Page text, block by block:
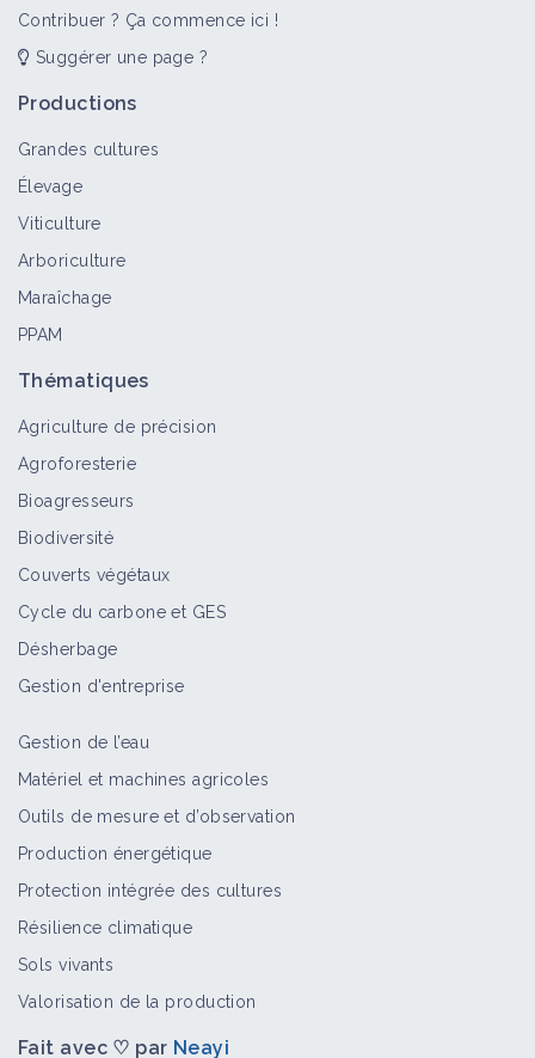
Contribuer ? Ça commence ici !
Suggérer une page ?
Productions
Grandes cultures
Élevage
Viticulture
Arboriculture
Maraîchage
PPAM
Thématiques
Agriculture de précision
Agroforesterie
Bioagresseurs
Biodiversité
Couverts végétaux
Cycle du carbone et GES
Désherbage
Gestion d'entreprise
Gestion de l’eau
Matériel et machines agricoles
Outils de mesure et d’observation
Production énergétique
Protection intégrée des cultures
Résilience climatique
Sols vivants
Valorisation de la production
Fait avec ♡ par Neayi